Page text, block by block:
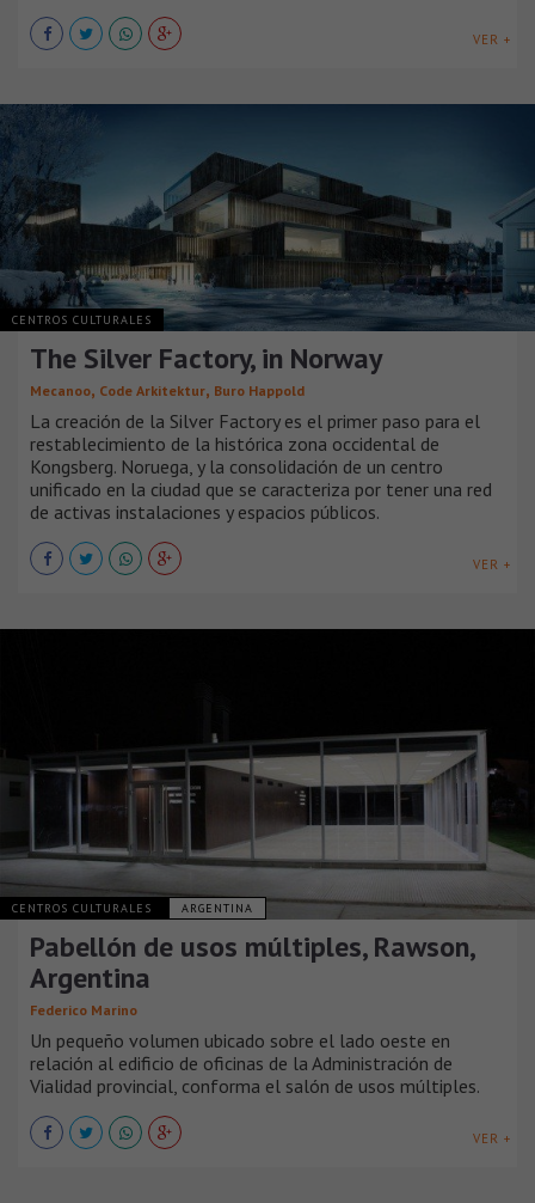
VER +
CENTROS CULTURALES
The Silver Factory, in Norway
Mecanoo, Code Arkitektur, Buro Happold
La creación de la Silver Factory es el primer paso para el
restablecimiento de la histórica zona occidental de
Kongsberg. Noruega, y la consolidación de un centro
unificado en la ciudad que se caracteriza por tener una red
de activas instalaciones y espacios públicos.
VER +
CENTROS CULTURALES ARGENTINA
Pabellón de usos múltiples, Rawson,
Argentina
Federico Marino
Un pequeño volumen ubicado sobre el lado oeste en
relación al edificio de oficinas de la Administración de
Vialidad provincial, conforma el salón de usos múltiples.
VER +